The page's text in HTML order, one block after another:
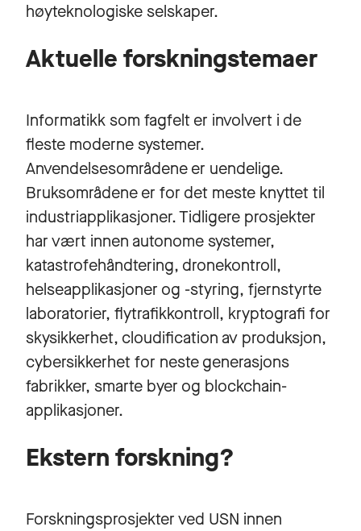
høyteknologiske selskaper.
Aktuelle forskningstemaer
Informatikk som fagfelt er involvert i de
fleste moderne systemer.
Anvendelsesområdene er uendelige.
Bruksområdene er for det meste knyttet til
industriapplikasjoner. Tidligere prosjekter
har vært innen autonome systemer,
katastrofehåndtering, dronekontroll,
helseapplikasjoner og -styring, fjernstyrte
laboratorier, flytrafikkontroll, kryptografi for
skysikkerhet, cloudification av produksjon,
cybersikkerhet for neste generasjons
fabrikker, smarte byer og blockchain-
applikasjoner.
Ekstern forskning?
Forskningsprosjekter ved USN innen